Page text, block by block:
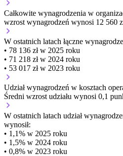
Całkowite wynagrodzenia w
wzrost wynagrodzeń wynosi 12 560
W ostatnich latach łączne
• 78 136 zł w 2025 roku
• 71 218 zł w 2024 roku
• 53 017 zł w 2023 roku
Udział wynagrodzeń w kosztach
Średni wzrost udziału wynosi 0,1
W ostatnich latach udział
wynosił:
• 1,1% w 2025 roku
• 1,5% w 2024 roku
• 0,8% w 2023 roku